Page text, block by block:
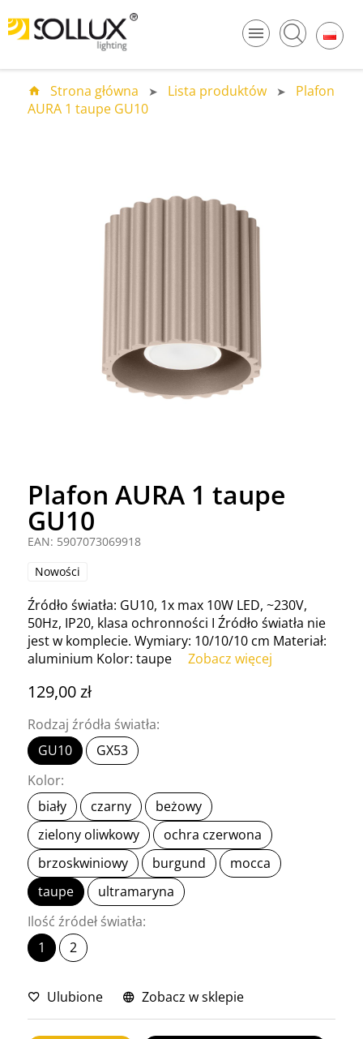
Strona główna Lista produktów
Plafon
AURA 1 taupe GU10
Plafon AURA 1 taupe
GU10
EAN: 5907073069918
Nowości
Źródło światła: GU10, 1x max 10W LED, ~230V,
50Hz, IP20, klasa ochronności I Źródło światła nie
jest w komplecie. Wymiary: 10/10/10 cm Materiał:
aluminium Kolor: taupe
Zobacz więcej
129,00 zł
Rodzaj źródła światła:
GU10
GX53
Kolor:
biały
czarny
beżowy
zielony oliwkowy
ochra czerwona
brzoskwiniowy
burgund
mocca
taupe
ultramaryna
Ilość źródeł światła:
1
2
Ulubione Zobacz w sklepie